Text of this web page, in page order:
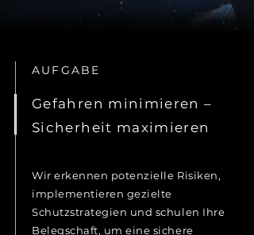
AUFGABE
Gefahren minimieren –
Sicherheit maximieren
Wir erkennen potenzielle Risiken,
implementieren gezielte
Schutzstrategien und schulen Ihre
Belegschaft, um eine sichere